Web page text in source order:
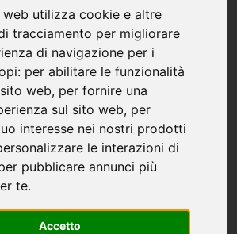
web utilizza cookie e altre
tracciamento per migliorare
di navigazione per i
per abilitare le funzionalità
web, per fornire una
sul sito web, per
interesse nei nostri prodotti
le interazioni di
pubblicare annunci più
te.
Accetto